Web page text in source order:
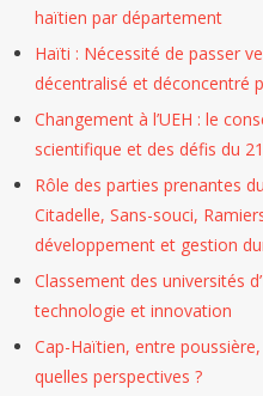
haïtien par département
Haïti : Nécessité de passer
décentralisé et déconcentré
Changement à l’UEH : le
scientifique et des défis du
Rôle des parties prenantes
Citadelle, Sans-souci,
développement et gestion
Classement des universités
technologie et innovation
Cap-Haïtien, entre
quelles perspectives ?